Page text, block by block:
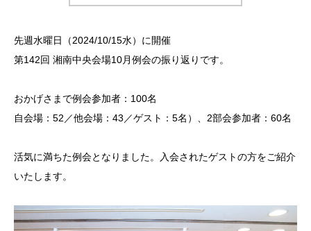
先週水曜日（2024/10/15水）に開催
第142回 湘南中央会場10月例会の振り返りです。
おかげさまで例会参加者：100名
自会場：52／他会場：43／ゲスト：5名）、2部会参加者：60名
活気に満ちた例会となりました。入会されたゲストの方をご紹介
いたします。